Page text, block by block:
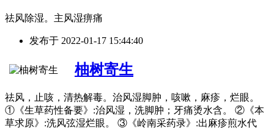
祛风除湿。主风湿痹痛
发布于 2022-01-17 15:44:40
柚树寄生
祛风，止咳，清热解毒。治风湿脚肿，咳嗽，麻疹，烂眼。
①《生草药性备要》:治风湿，洗脚肿；牙痛烫水含。 ②《本
草求原》:洗风弦湿烂眼。 ③《岭南采药录》:出麻疹煎水代